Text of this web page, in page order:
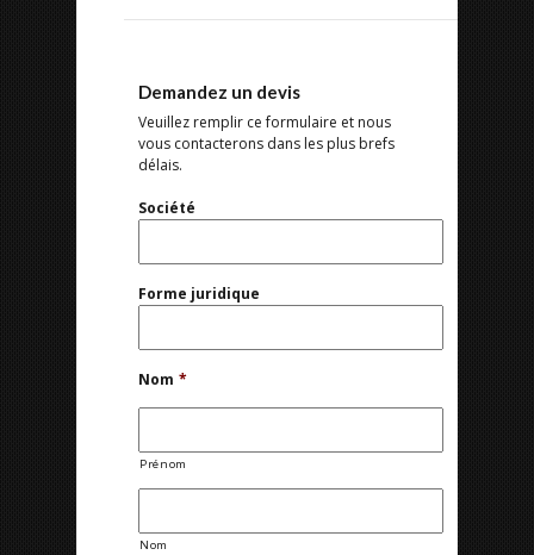
Demandez un devis
Veuillez remplir ce formulaire et nous
vous contacterons dans les plus brefs
délais.
Société
Forme juridique
Nom *
Prénom
Nom